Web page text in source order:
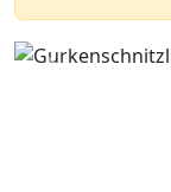
Zurück